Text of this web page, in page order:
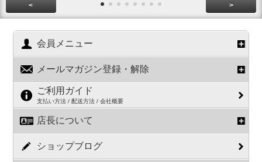
< >
会員メニュー
メールマガジン登録・解除
ご利用ガイド
支払い方法 / 配送方法 / 会社概要
店長について
ショップブログ